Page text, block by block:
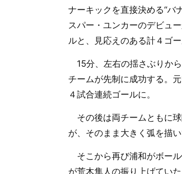
ナーキックを直接決める“バ
スパー・ユンカーのデビュ
ルと、見応えのある計４ゴー
15分、左右の揺さぶりか
チームが先制に成功する。
４試合連続ゴールに。
その後は両チームともに
が、そのまま大きく弧を描
そこから再び浦和がボー
が荒木隼人の振り上げてい